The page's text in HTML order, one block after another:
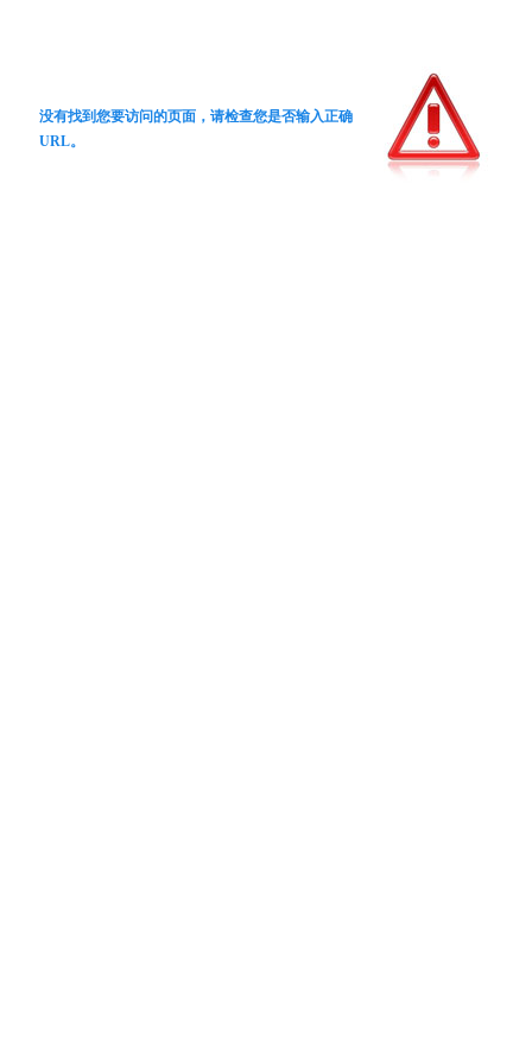
没有找到您要访问的页面，请检查您是否输入正确
URL。